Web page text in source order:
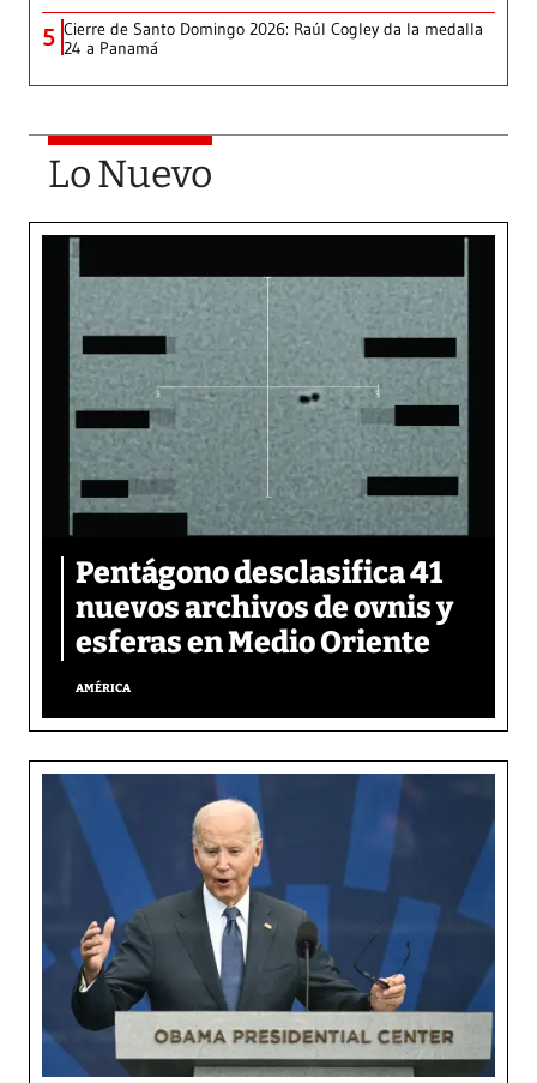
5 Cierre de Santo Domingo 2026: Raúl Cogley da la medalla
24 a Panamá
Lo Nuevo
Pentágono desclasifica 41
nuevos archivos de ovnis y
esferas en Medio Oriente
AMÉRICA